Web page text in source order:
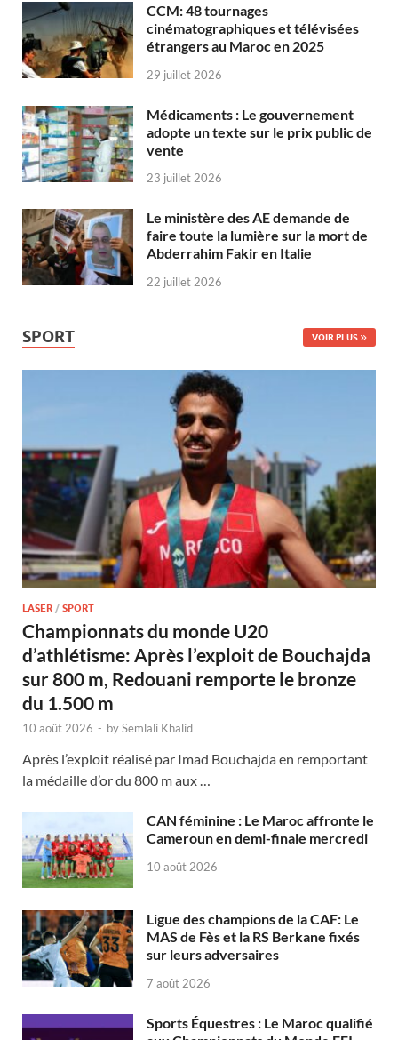
CCM: 48 tournages
cinématographiques et télévisées
étrangers au Maroc en 2025
29 juillet 2026
Médicaments : Le gouvernement
adopte un texte sur le prix public de
vente
23 juillet 2026
Le ministère des AE demande de
faire toute la lumière sur la mort de
Abderrahim Fakir en Italie
22 juillet 2026
SPORT VOIR PLUS
LASER / SPORT
Championnats du monde U20
d’athlétisme: Après l’exploit de Bouchajda
sur 800 m, Redouani remporte le bronze
du 1.500 m
10 août 2026 - bySemlali Khalid
Après l’exploit réalisé par Imad Bouchajda en remportant
la médaille d’or du 800 m aux …
CAN féminine : Le Maroc affronte le
Cameroun en demi-finale mercredi
10 août 2026
Ligue des champions de la CAF: Le
MAS de Fès et la RS Berkane fixés
sur leurs adversaires
7 août 2026
Sports Équestres : Le Maroc qualifié